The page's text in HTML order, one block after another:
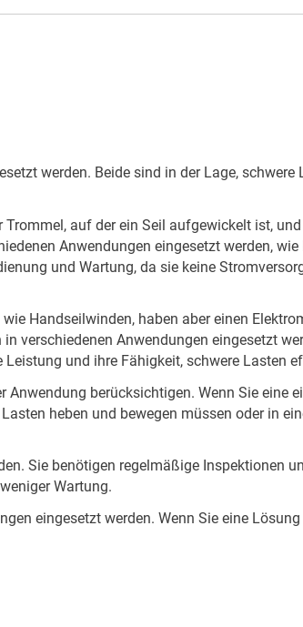
werden. Beide sind in der Lage, schwere
auf der ein Seil aufgewickelt ist,
Anwendungen eingesetzt werden,
und Wartung, da sie keine
Handseilwinden, haben aber einen
verschiedenen Anwendungen eingesetzt
und ihre Fähigkeit, schwere Lasten
berücksichtigen. Wenn Sie eine
heben und bewegen müssen oder in
Sie benötigen regelmäßige Inspektionen
Wartung.
eingesetzt werden. Wenn Sie eine